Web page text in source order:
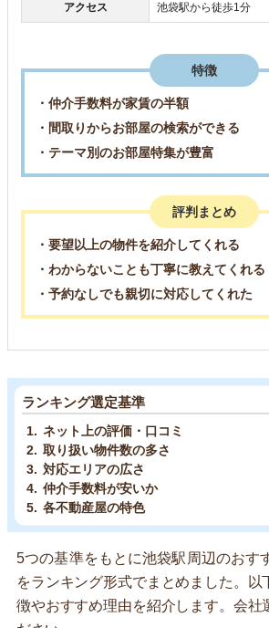
アクセス 池袋駅から徒歩1分
特徴
・仲介手数料が家賃の半額
・間取りからお部屋の検索ができる
・テーマ別のお部屋特集が豊富
評判まとめ
・要望以上の物件を紹介してくれる
・わからないことも丁寧に教えてくれる
・予約なしでも親切に対応してくれた
ランキング選定基準
ネット上の評価・口コミ
取り扱い物件数の多さ
対応エリアの広さ
仲介手数料が安いか
各不動産屋の特色
5つの基準をもとに池袋駅周辺のおす
をランキング形式でまとめました。以
徴やおすすめ理由を紹介します。会社